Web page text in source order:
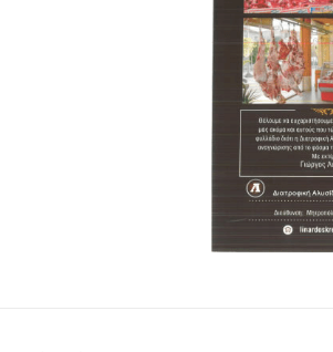
Κ. Σπηλιόπουλος για την οδό Μητροπόλεως –
ΗΧΗΤΙΚΟ με δηλώσεις του στο ραδιο-